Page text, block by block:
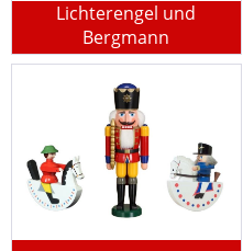
Lichterengel und
Bergmann